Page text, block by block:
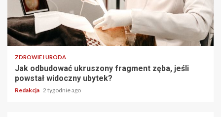
ZDROWIE I URODA
Jak odbudować ukruszony fragment zęba, jeśli
powstał widoczny ubytek?
Redakcja 2 tygodnie ago